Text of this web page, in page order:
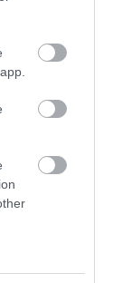
Európában